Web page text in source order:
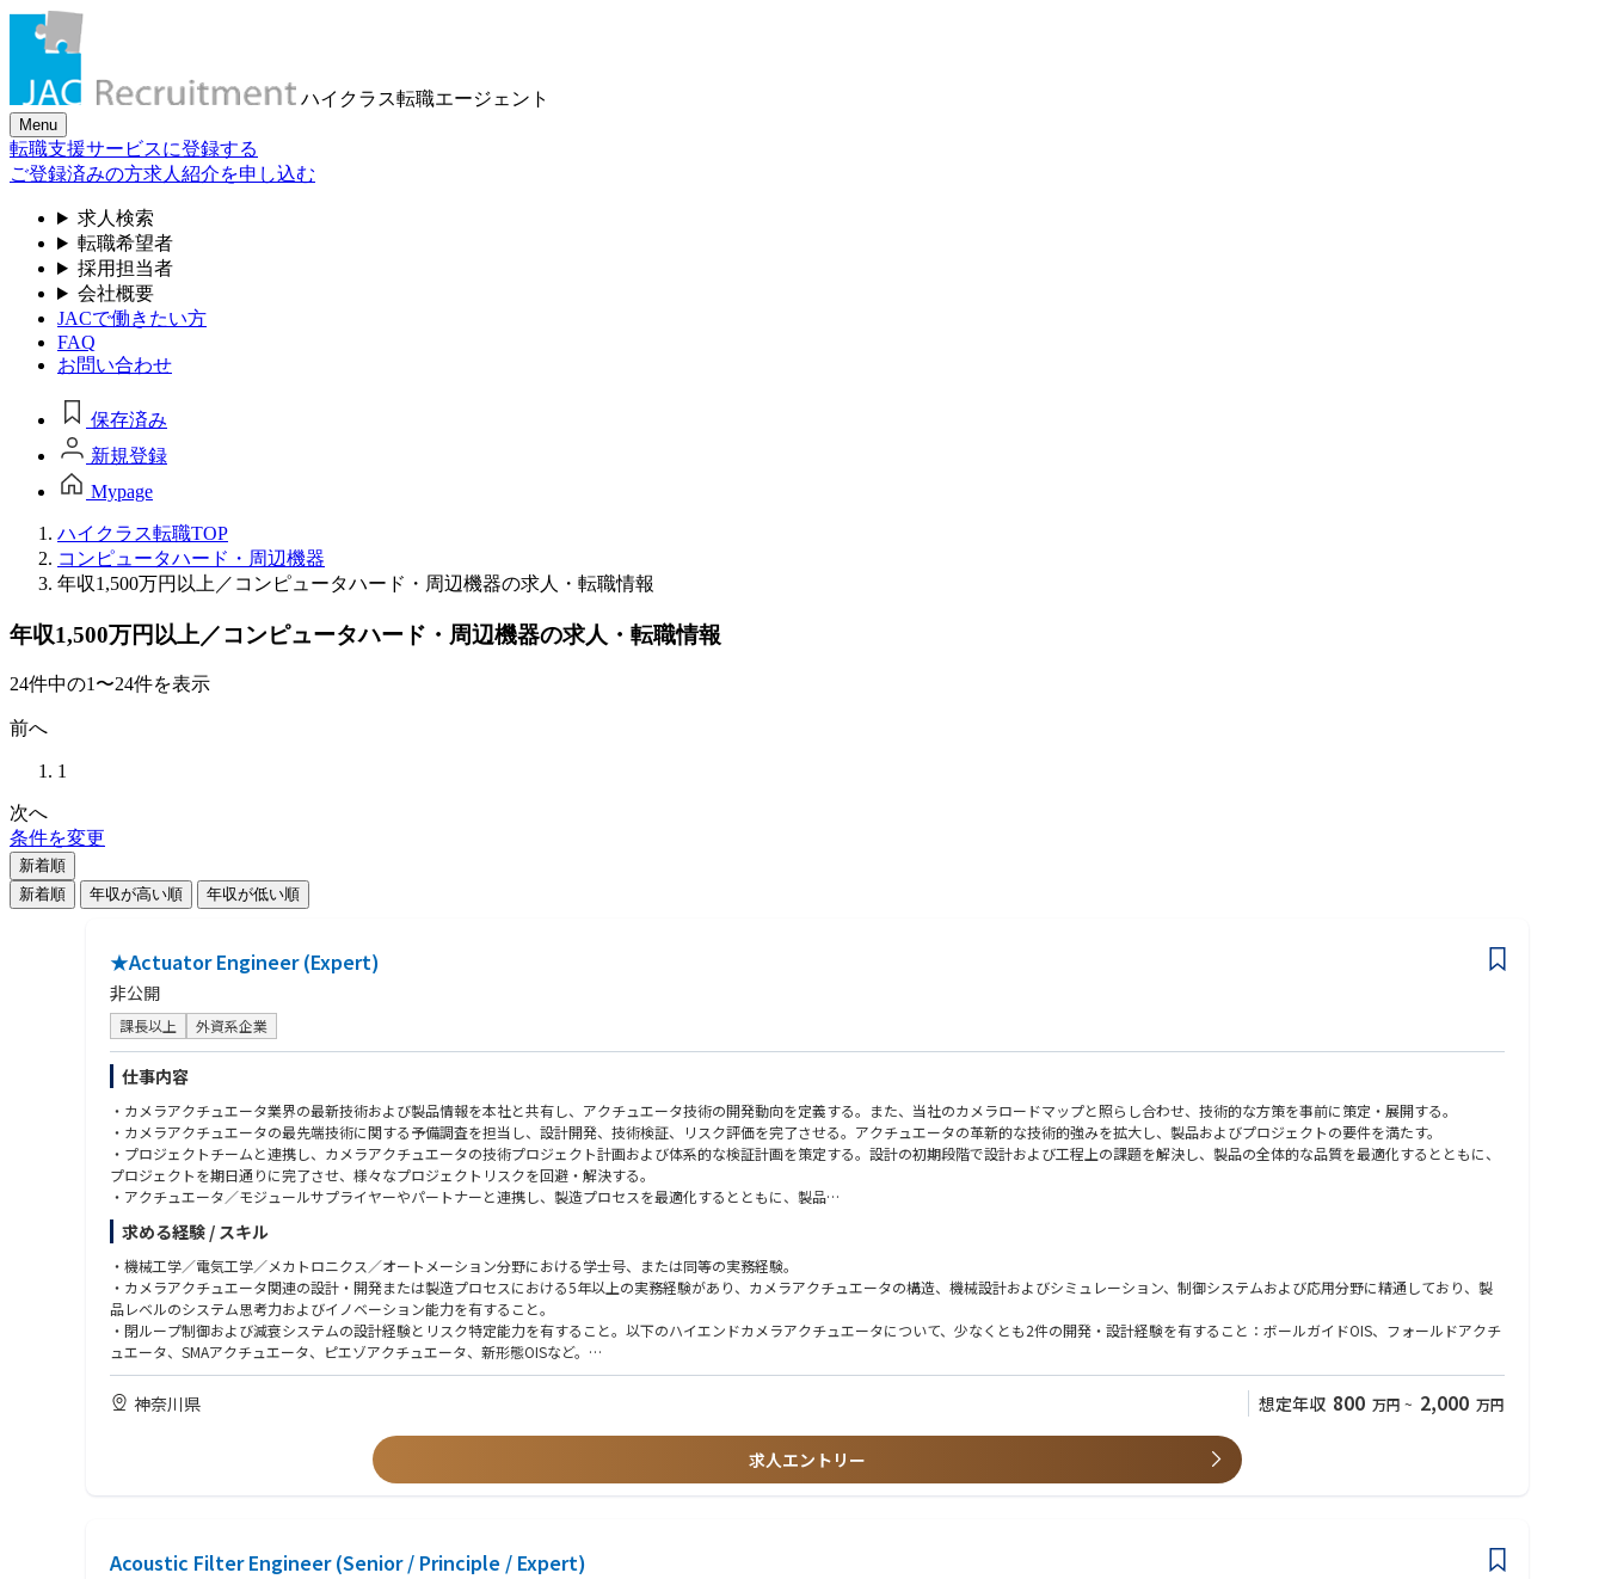
ハイクラス転職エージェント
Menu
転職支援サービスに登録する
ご登録済みの方求人紹介を申し込む
求人検索
転職希望者
採用担当者
会社概要
JACで働きたい方
FAQ
お問い合わせ
保存済み
新規登録
Mypage
ハイクラス転職TOP
コンピュータハード・周辺機器
年収1,500万円以上／コンピュータハード・周辺機器の求人・転職情報
年収1,500万円以上／コンピュータハード・周辺機器の求人・転職情報
24件中の1〜24件を表示
前へ
1
次へ
条件を変更
新着順
新着順
年収が高い順 年収が低い順
★Actuator Engineer (Expert)
非公開
課長以上 外資系企業
仕事内容
・カメラアクチュエータ業界の最新技術および製品情報を本社と共有し、アクチュエータ技術の開発動向を定義する。また、当社のカメラロードマップと照らし合わせ、技術的な方策を事前に策定・展開する。
・カメラアクチュエータの最先端技術に関する予備調査を担当し、設計開発、技術検証、リスク評価を完了させる。アクチュエータの革新的な技術的強みを拡大し、製品およびプロジェクトの要件を満たす。
・プロジェクトチームと連携し、カメラアクチュエータの技術プロジェクト計画および体系的な検証計画を策定する。設計の初期段階で設計および工程上の課題を解決し、製品の全体的な品質を最適化するとともに、
プロジェクトを期日通りに完了させ、様々なプロジェクトリスクを回避・解決する。
・アクチュエータ／モジュールサプライヤーやパートナーと連携し、製造プロセスを最適化するとともに、製品
開発中に発生する課題を解決する。
求める経験 / スキル
・機械工学／電気工学／メカトロニクス／オートメーション分野における学士号、または同等の実務経験。
・カメラアクチュエータ関連の設計・開発または製造プロセスにおける5年以上の実務経験があり、カメラアクチュエータの構造、機械設計およびシミュレーション、制御システムおよび応用分野に精通しており、製
品レベルのシステム思考力およびイノベーション能力を有すること。
・閉ループ制御および減衰システムの設計経験とリスク特定能力を有すること。以下のハイエンドカメラアクチュエータについて、少なくとも2件の開発・設計経験を有すること：ボールガイドOIS、フォールドアクチ
ュエータ、SMAアクチュエータ、ピエゾアクチュエータ、新形態OISなど。
・CCMモジュール、レンズ、CMOSイメージセンサー、および回路基板に関する深い理解があることが望ましい。
・優れたコミュニケーション能力、時間管理能力、および卓越したチームワーク能力を有すること。
神奈川県 想定年収 800 万円 ~ 2,000 万円
求人エントリー
Acoustic Filter Engineer (Senior / Principle / Expert)